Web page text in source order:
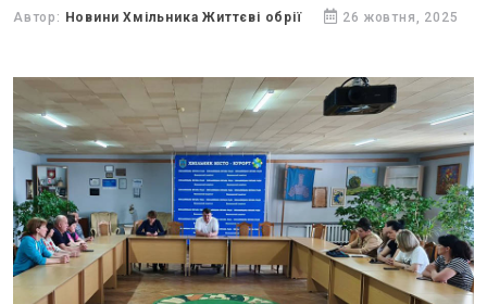
мешканців громади...
Автор: Новини Хмільника Життєві обрії 26 жовтня, 2025